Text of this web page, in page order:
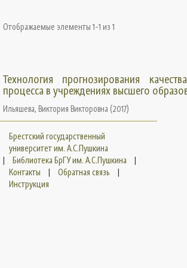
Отображаемые элементы 1-1 из 1
Технология прогнозирования
процесса в учреждениях высшего
Ильяшева, Виктория Викторовна (2017)
Брестский государственный
университет им. А.С.Пушкина
|
Библиотека БрГУ им. А.С.Пушкина
|
Контакты
| Обратная связь
|
Инструкция